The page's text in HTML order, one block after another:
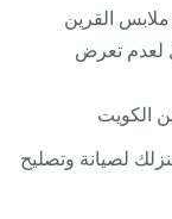
ملابس القرين
لعدم تعرض
الكويت
لصيانة وتصليح